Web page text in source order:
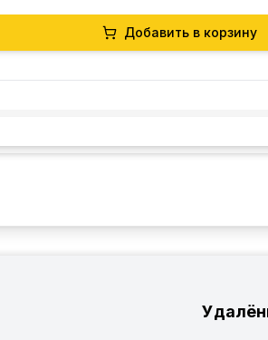
Добавить в корзину